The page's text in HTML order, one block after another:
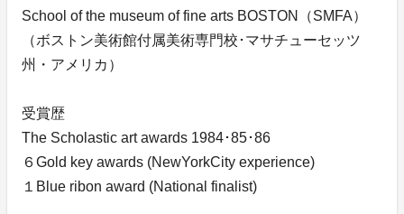
School of the museum of fine arts BOSTON（SMFA）
（ボストン美術館付属美術専門校･マサチューセッツ
州・アメリカ）
受賞歴
The Scholastic art awards 1984･85･86
６Gold key awards (NewYorkCity experience)
１Blue ribon award (National finalist)